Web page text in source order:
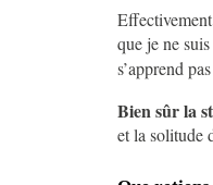
que je ne
s’apprend
Bien sûr la
et la solitude